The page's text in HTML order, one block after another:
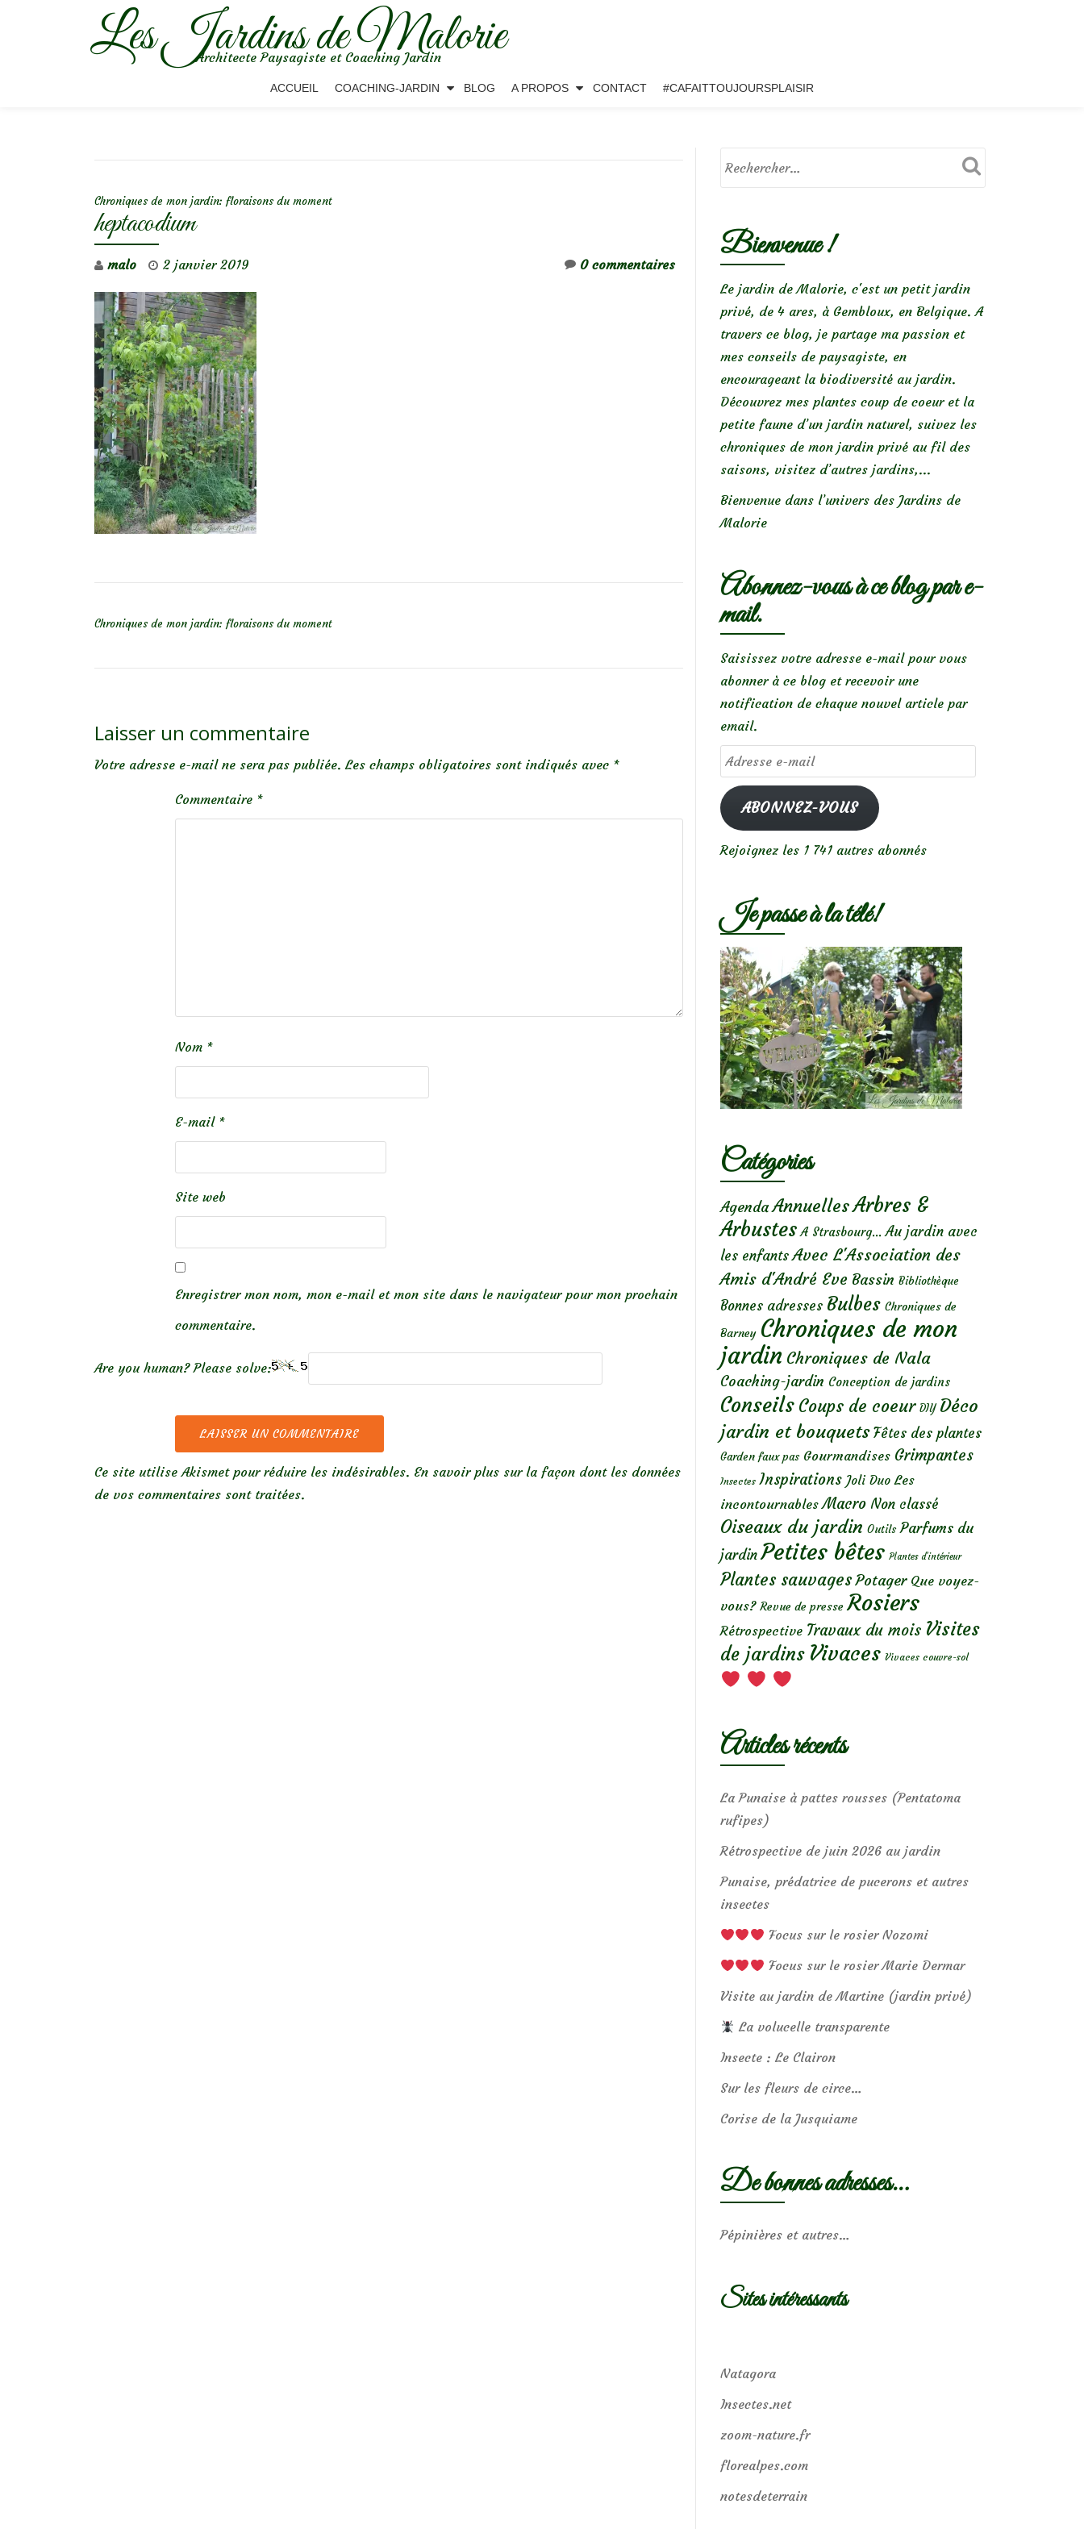
Les Jardins de Malorie
Architecte Paysagiste et Coaching Jardin
ACCUEIL COACHING-JARDIN BLOG A PROPOS CONTACT #CAFAITTOUJOURSPLAISIR
Chroniques de mon jardin: floraisons du moment
heptacodium
malo 2 janvier 2019 0 commentaires
Chroniques de mon jardin: floraisons du moment
Laisser un commentaire
Votre adresse e-mail ne sera pas publiée. Les champs obligatoires sont indiqués avec *
Commentaire *
Nom *
E-mail *
Site web
Enregistrer mon nom, mon e-mail et mon site dans le navigateur pour mon prochain
commentaire.
Are you human? Please solve:
Ce site utilise Akismet pour réduire les indésirables. En savoir plus sur la façon dont les données
de vos commentaires sont traitées.
Bienvenue !
Le jardin de Malorie, c'est un petit jardin
privé, de 4 ares, à Gembloux, en Belgique. A
travers ce blog, je partage ma passion et
mes conseils de paysagiste, en
encourageant la biodiversité au jardin.
Découvrez mes plantes coup de coeur et la
petite faune d’un jardin naturel, suivez les
chroniques de mon jardin privé au fil des
saisons, visitez d’autres jardins,...
Bienvenue dans l’univers des Jardins de
Malorie
Abonnez-vous à ce blog par e-
mail.
Saisissez votre adresse e-mail pour vous
abonner à ce blog et recevoir une
notification de chaque nouvel article par
email.
Adresse
e-
mailABONNEZ-VOUS
Rejoignez les 1 741 autres abonnés
Je passe à la télé!
Catégories
Agenda AnnuellesArbres &
Arbustes A Strasbourg... Au jardin avec
les enfants Avec L'Association des
Amis d'André Eve Bassin Bibliothèque
Bonnes adresses Bulbes Chroniques de
Barney Chroniques de mon
jardin Chroniques de Nala
Coaching-jardin Conception de jardins
Conseils Coups de coeur DIY Déco
jardin et bouquets Fêtes des plantes
Garden faux pas Gourmandises Grimpantes
Insectes Inspirations Joli Duo Les
incontournables Macro Non classé
Oiseaux du jardin Outils Parfums du
jardin Petites bêtes Plantes d’intérieur
Plantes sauvages Potager Que voyez-
vous? Revue de presse Rosiers
Rétrospective Travaux du mois Visites
de jardins Vivaces Vivaces couvre-sol
Articles récents
La Punaise à pattes rousses (Pentatoma
rufipes)
Rétrospective de juin 2026 au jardin
Punaise, prédatrice de pucerons et autres
insectes
Focus sur le rosier Nozomi
Focus sur le rosier Marie Dermar
Visite au jardin de Martine (jardin privé)
La volucelle transparente
Insecte : Le Clairon
Sur les fleurs de circe…
Corise de la Jusquiame
De bonnes adresses…
Pépinières et autres…
Sites intéressants
Natagora
Insectes.net
zoom-nature.fr
florealpes.com
notesdeterrain